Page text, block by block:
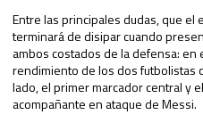
Entre las principales dudas, que el
terminará de disipar cuando
ambos costados de la defensa:
rendimiento de los dos futbolistas
lado, el primer marcador central y
acompañante en ataque de Messi.